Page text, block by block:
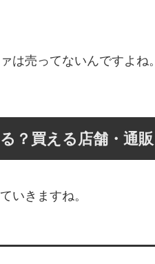
は売ってないんですよね。
？買える店舗・通販
いきますね。